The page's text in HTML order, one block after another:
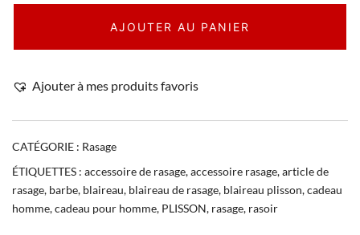
AJOUTER AU PANIER
Ajouter à mes produits favoris
CATÉGORIE : Rasage
ÉTIQUETTES : accessoire de rasage,accessoire rasage,article de
rasage, barbe, blaireau, blaireau de rasage, blaireau plisson,cadeau
homme,cadeau pour homme, PLISSON, rasage, rasoir